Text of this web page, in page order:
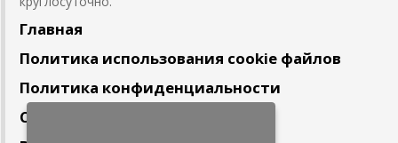
Главная
Политика использования cookie файлов
Политика конфиденциальности
Сотрудничество